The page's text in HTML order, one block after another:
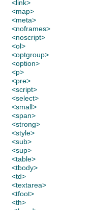
<link>
<map>
<meta>
<noframes>
<noscript>
<ol>
<optgroup>
<option>
<p>
<pre>
<script>
<select>
<small>
<span>
<strong>
<style>
<sub>
<sup>
<table>
<tbody>
<td>
<textarea>
<tfoot>
<th>